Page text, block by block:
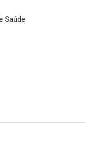
Saúde